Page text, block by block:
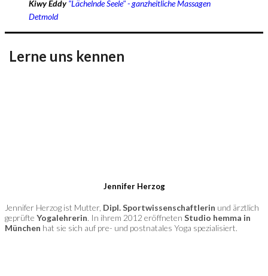
Kiwy Eddy "Lächelnde Seele" - ganzheitliche Massagen
Detmold
Lerne uns kennen
Jennifer Herzog
Jennifer Herzog ist Mutter, Dipl. Sportwissenschaftlerin und ärztlich
geprüfte Yogalehrerin. In ihrem 2012 eröffneten Studio hemma in
München hat sie sich auf pre- und postnatales Yoga spezialisiert.